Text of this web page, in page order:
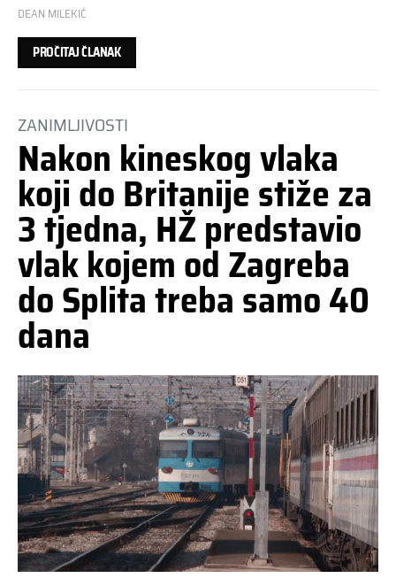
DEAN MILEKIĆ
PROČITAJ ČLANAK
ZANIMLJIVOSTI
Nakon kineskog vlaka
koji do Britanije stiže za
3 tjedna, HŽ predstavio
vlak kojem od Zagreba
do Splita treba samo 40
dana